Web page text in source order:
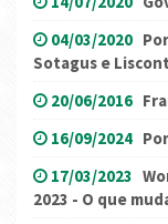
04/03/2020
Sotagus e Liscont
20/06/2016
16/09/2024
17/03/2023
2023 - O que